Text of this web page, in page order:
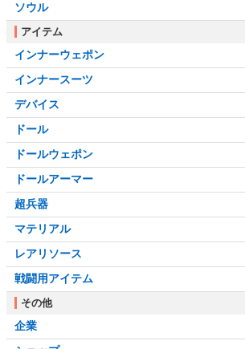
ソウル
アイテム
インナーウェポン
インナースーツ
デバイス
ドール
ドールウェポン
ドールアーマー
超兵器
マテリアル
レアリソース
戦闘用アイテム
その他
企業